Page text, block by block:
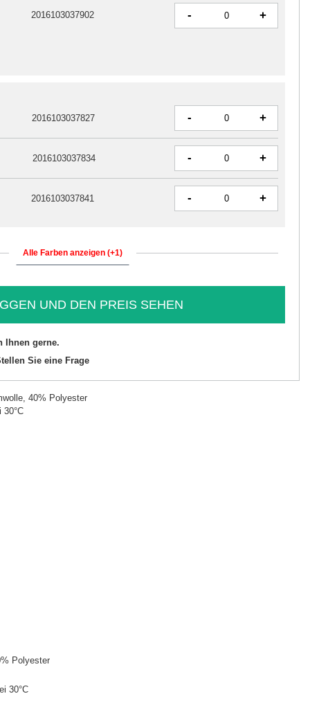
2016103037902 - +
2016103037827 - +
2016103037834 - +
2016103037841 - +
Alle Farben anzeigen (+1)
UND DEN PREIS SEHEN
Ihnen gerne.
Sie eine Frage
40% Polyester
30°C
Polyester
30°C